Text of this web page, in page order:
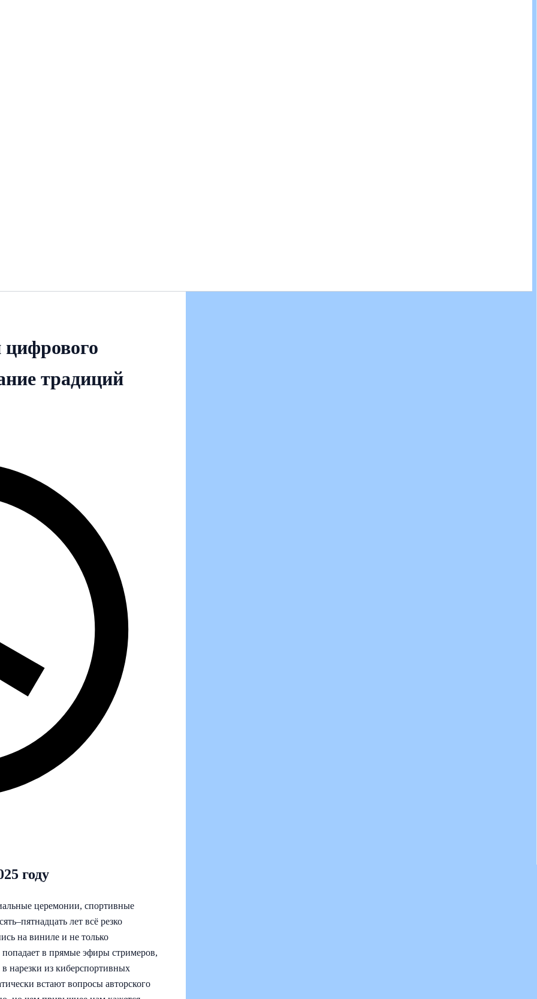
традиций
году
церемонии, спортивные
лет всё резко
на виниле и не только
попадает в прямые эфиры стримеров,
нарезки из киберспортивных
встают вопросы авторского